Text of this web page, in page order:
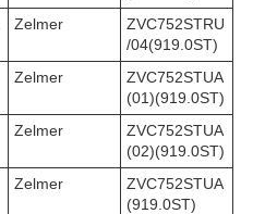
Zelmer
ZVC752STRU
/04(919.0ST)
Zelmer
ZVC752STUA
(01)(919.0ST)
Zelmer
ZVC752STUA
(02)(919.0ST)
Zelmer
ZVC752STUA
(919.0ST)